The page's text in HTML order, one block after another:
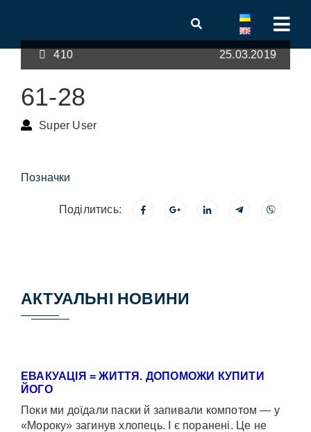
410 25.03.2019
61-28
Super User
Позначки
Поділитись:
АКТУАЛЬНІ НОВИНИ
ЕВАКУАЦІЯ = ЖИТТЯ. ДОПОМОЖИ КУПИТИ
ЙОГО
Поки ми доїдали паски й запивали компотом — у
«Мороку» загинув хлопець. І є поранені. Це не